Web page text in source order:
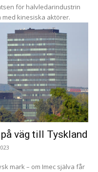
för halvledarindustrin
kinesiska aktörer.
väg till Tyskland
mark – om Imec själva får